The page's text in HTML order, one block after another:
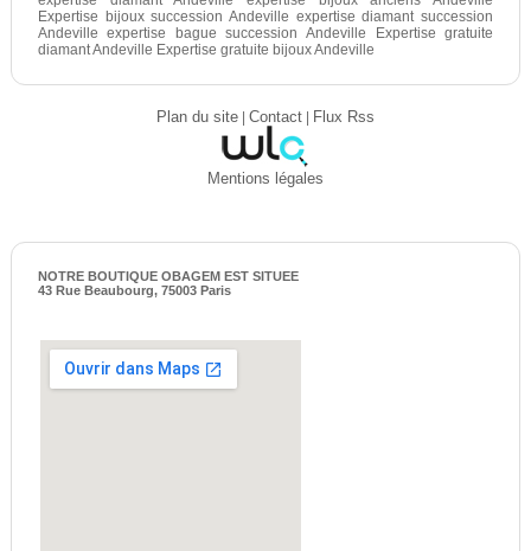
Expertise bijoux succession Andeville expertise diamant succession
Andeville expertise bague succession Andeville Expertise gratuite
diamant Andeville Expertise gratuite bijoux Andeville
Plan du site| Contact| Flux Rss
Mentions légales
NOTRE BOUTIQUE OBAGEM EST SITUEE
43 Rue Beaubourg, 75003 Paris